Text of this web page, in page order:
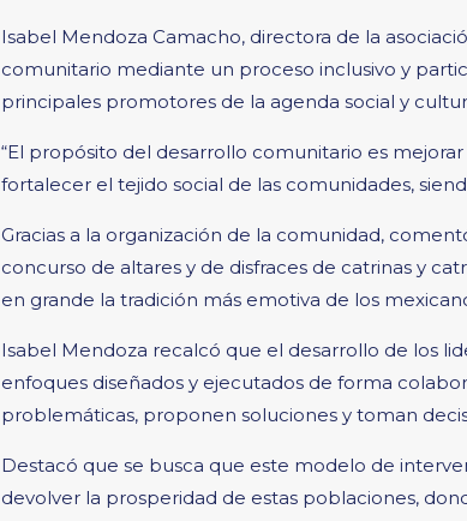
Isabel Mendoza Camacho, directora de la
comunitario mediante un proceso inclusivo y
principales promotores de la agenda social y
“El propósito del desarrollo comunitario es
fortalecer el tejido social de las comunidades,
Gracias a la organización de la comunidad,
concurso de altares y de disfraces de catrinas y
en grande la tradición más emotiva de los
Isabel Mendoza recalcó que el desarrollo de los
enfoques diseñados y ejecutados de forma
problemáticas, proponen soluciones y toman
Destacó que se busca que este modelo de
devolver la prosperidad de estas poblaciones,